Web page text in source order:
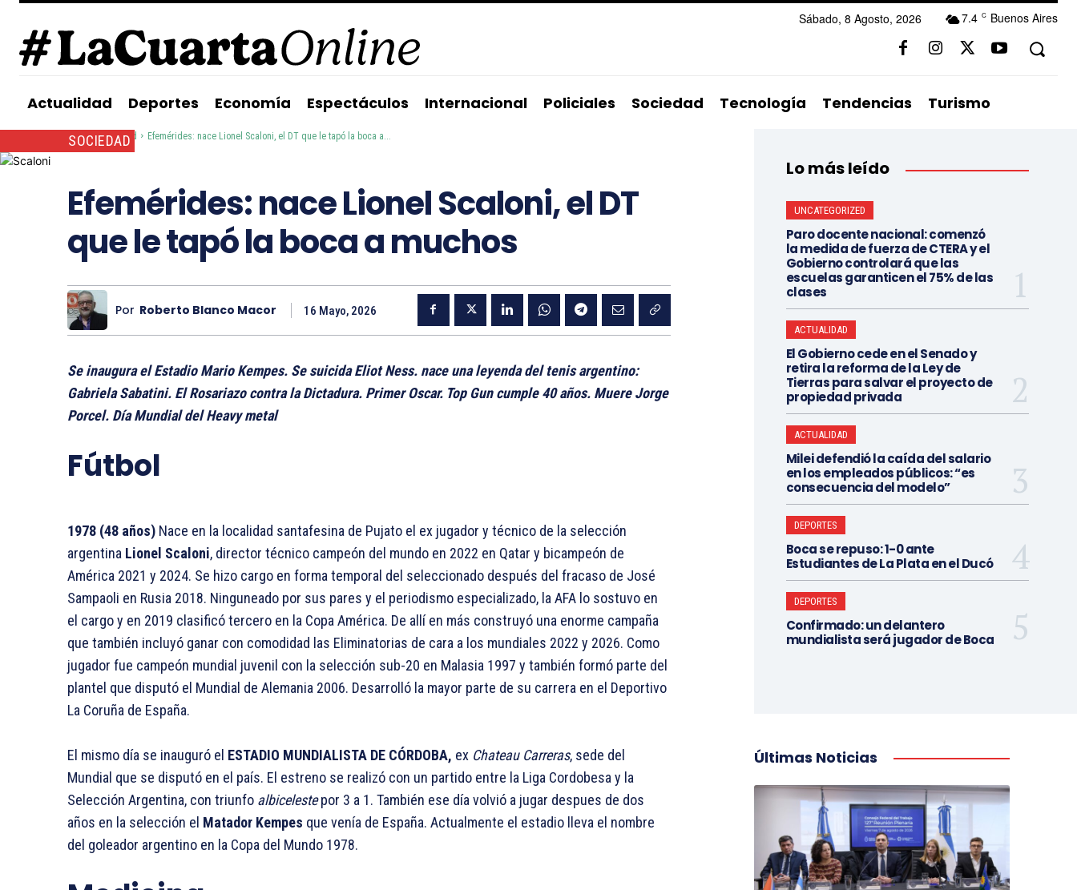
7.4 C Buenos Aires
Sábado, 8 Agosto, 2026
Actualidad Deportes Economía Espectáculos Internacional Policiales Sociedad Tecnología Tendencias Turismo
Inicio Sociedad Efemérides: nace Lionel Scaloni, el DT que le tapó la boca a...
SOCIEDAD
Efemérides: nace Lionel Scaloni, el DT
que le tapó la boca a muchos
Por Roberto Blanco Macor 16 Mayo, 2026
Se inaugura el Estadio Mario Kempes. Se suicida Eliot Ness. nace una leyenda del tenis argentino:
Gabriela Sabatini. El Rosariazo contra la Dictadura. Primer Oscar. Top Gun cumple 40 años. Muere Jorge
Porcel. Día Mundial del Heavy metal
Fútbol
1978 (48 años) Nace en la localidad santafesina de Pujato el ex jugador y técnico de la selección
argentina Lionel Scaloni, director técnico campeón del mundo en 2022 en Qatar y bicampeón de
América 2021 y 2024. Se hizo cargo en forma temporal del seleccionado después del fracaso de José
Sampaoli en Rusia 2018. Ninguneado por sus pares y el periodismo especializado, la AFA lo sostuvo en
el cargo y en 2019 clasificó tercero en la Copa América. De allí en más construyó una enorme campaña
que también incluyó ganar con comodidad las Eliminatorias de cara a los mundiales 2022 y 2026. Como
jugador fue campeón mundial juvenil con la selección sub-20 en Malasia 1997 y también formó parte del
plantel que disputó el Mundial de Alemania 2006. Desarrolló la mayor parte de su carrera en el Deportivo
La Coruña de España.
El mismo día se inauguró el ESTADIO MUNDIALISTA DE CÓRDOBA, ex Chateau Carreras, sede del
Mundial que se disputó en el país. El estreno se realizó con un partido entre la Liga Cordobesa y la
Selección Argentina, con triunfo albicelestepor 3 a 1. También ese día volvió a jugar despues de dos
años en la selección el Matador Kempes que venía de España. Actualmente el estadio lleva el nombre
del goleador argentino en la Copa del Mundo 1978.
Lo más leído
UNCATEGORIZED
Paro docente nacional: comenzó
la medida de fuerza de CTERA y el
Gobierno controlará que las
escuelas garanticen el 75% de las
clases
ACTUALIDAD
El Gobierno cede en el Senado y
retira la reforma de la Ley de
Tierras para salvar el proyecto de
propiedad privada
ACTUALIDAD
Milei defendió la caída del salario
en los empleados públicos: “es
consecuencia del modelo”
DEPORTES
Boca se repuso: 1-0 ante
Estudiantes de La Plata en el Ducó
DEPORTES
Confirmado: un delantero
mundialista será jugador de Boca
Últimas Noticias